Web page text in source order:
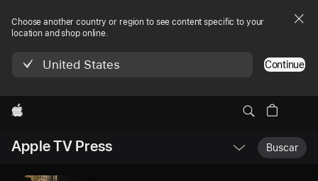
Choose another country or region to see content specific to your
location and shop online.
United States Continue
Apple
Apple TV Press
local
-
menú
Buscar